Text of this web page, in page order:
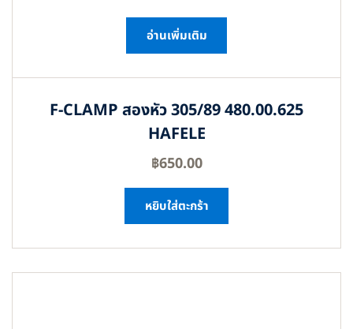
อ่านเพิ่มเติม
F-CLAMP สองหัว 305/89 480.00.625
HAFELE
฿650.00
หยิบใส่ตะกร้า